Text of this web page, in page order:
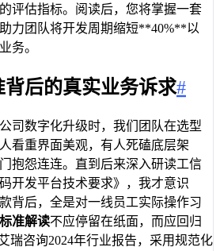
评估指标。阅读后，您将掌握一套
力团队将开发周期缩短**40%**以
务。
后的真实业务诉求#
司数字化升级时，我们团队在选型
看重界面美观，有人死磕底层架
抱怨连连。直到后来深入研读工信
开发平台技术要求》，我才意识
背后，全是对一线员工实际操作习
标准解读不应停留在纸面，而应回归
瑞咨询2024年行业报告，采用规范化